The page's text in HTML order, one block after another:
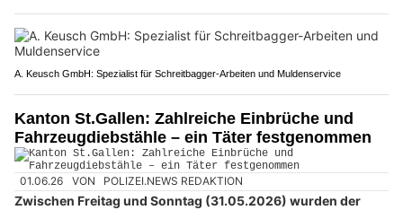
A. Keusch GmbH: Spezialist für Schreitbagger-Arbeiten und Muldenservice
Kanton St.Gallen: Zahlreiche Einbrüche und
Fahrzeugdiebstähle – ein Täter festgenommen
01.06.26 VON POLIZEI.NEWS REDAKTION
Zwischen Freitag und Sonntag (31.05.2026) wurden der